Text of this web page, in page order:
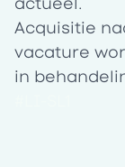
Acquisitie
vacature
in